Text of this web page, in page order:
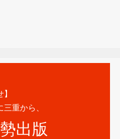
重から、
出版